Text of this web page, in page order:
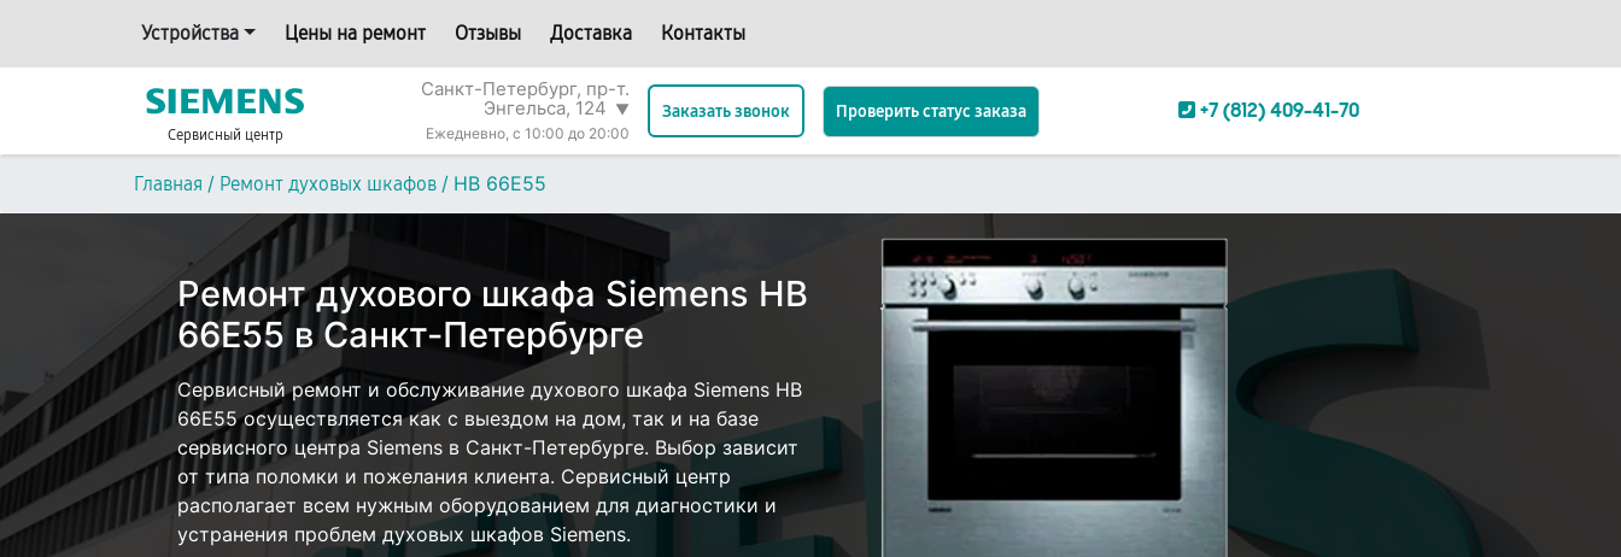
Устройства Цены на ремонт Отзывы Доставка Контакты
Сервисный центр
Санкт-Петербург, пр-т.
Энгельса, 124 ▼
Ежедневно, с 10:00 до 20:00
Заказать звонок Проверить статус заказа +7 (812) 409-41-70
Главная / Ремонт духовых шкафов / HB 66E55
Ремонт духового шкафа Siemens HB
66E55 в Санкт-Петербурге
Сервисный ремонт и обслуживание духового шкафа Siemens HB
66E55 осуществляется как с выездом на дом, так и на базе
сервисного центра Siemens в Санкт-Петербурге. Выбор зависит
от типа поломки и пожелания клиента. Сервисный центр
располагает всем нужным оборудованием для диагностики и
устранения проблем духовых шкафов Siemens.